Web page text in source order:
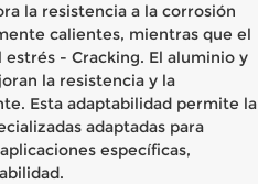
la resistencia a la corrosión
calientes, mientras que el
- Cracking. El aluminio y
la resistencia y la
Esta adaptabilidad permite la
adaptadas para
específicas,